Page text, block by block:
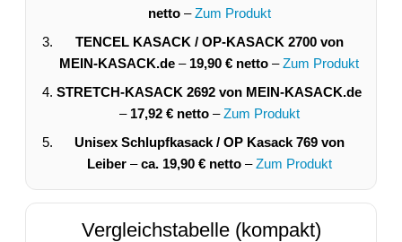
netto–Zum Produkt
TENCEL KASACK / OP-KASACK 2700 von
MEIN-KASACK.de – 19,90 € netto –Zum Produkt
STRETCH-KASACK 2692 von MEIN-KASACK.de
– 17,92 € netto–Zum Produkt
Unisex Schlupfkasack / OP Kasack 769 von
Leiber–ca. 19,90 € netto–Zum Produkt
Vergleichstabelle (kompakt)